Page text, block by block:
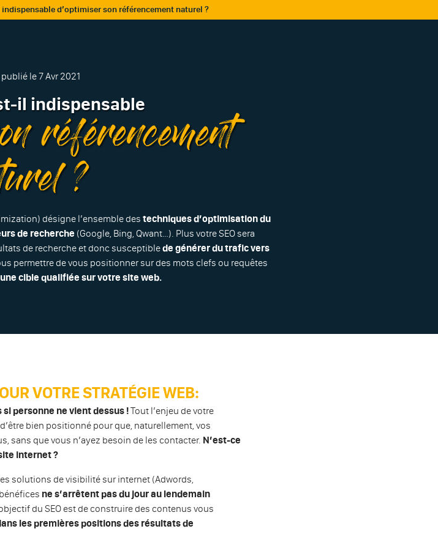
d’optimiser son référencement naturel ?
le 7 Avr 2021
il indispensable
référencement
?
désigne l’ensemble des techniques d’optimisation du
de recherche (Google, Bing, Qwant…). Plus votre SEO sera
de recherche et donc susceptiblede générer du trafic vers
permettre de vous positionner sur des mots clefs ou requêtes
cible qualifiée sur votre site web.
VOTRE STRATÉGIE WEB:
personne ne vient dessus !Tout l’enjeu de votre
bien positionné pour que, naturellement, vos
sans que vous n’ayez besoin de les contacter. N’est-ce
internet ?
solutions de visibilité sur internet (Adwords,
ne s’arrêtent pas du jour au lendemain
du SEO est de construire des contenus vous
les premières positions des résultats de